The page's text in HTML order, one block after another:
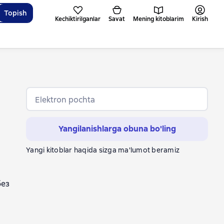
Topish
Kechiktirilganlar Savat Mening kitoblarim Kirish
Elektron pochta
Yangilanishlarga obuna bo'ling
Yangi kitoblar haqida sizga ma'lumot beramiz